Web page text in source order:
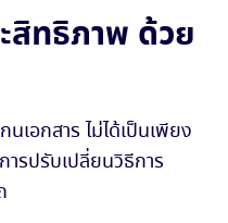
ทธิภาพ ด้วย
เอกสาร ไม่ได้เป็นเพียง
ารปรับเปลี่ยนวิธีการ